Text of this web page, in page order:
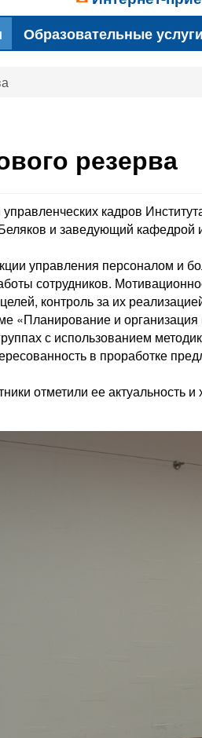
Образовательные услуги
резерва
кадров
и заведующий кафедрой
управления персоналом и
сотрудников.
контроль за их
«Планирование и
с использованием
в проработке
отметили ее актуальность